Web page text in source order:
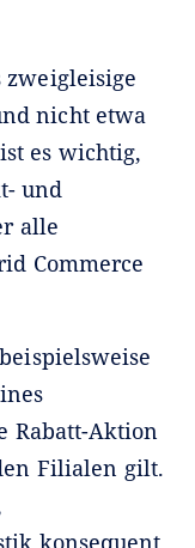
nicht etwa
es wichtig,
und
alle
Commerce
Rabatt-Aktion
Filialen gilt.
konsequent